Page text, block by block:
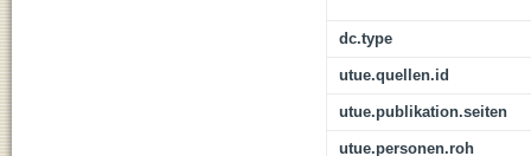
dc.type
utue.quellen.id
utue.publikation.seiten
utue.personen.roh